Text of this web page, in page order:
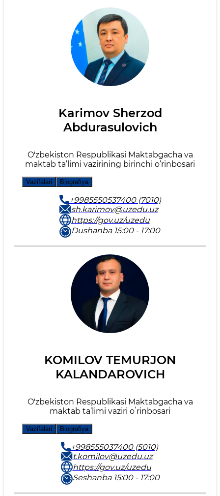
Karimov Sherzod
Abdurasulovich
O'zbekiston Respublikasi Maktabgacha va
maktab ta’limi vazirining birinchi o’rinbosari
Vazifalari Biografiya
+9985550537400 (7010)
sh.karimov@uzedu.uz
https://gov.uz/uzedu
Dushanba 15:00 - 17:00
KOMILOV TEMURJON
KALANDAROVICH
O'zbekiston Respublikasi Maktabgacha va
maktab ta’limi vaziri oʻrinbosari
Vazifalari Biografiya
+998555037400 (5010)
t.komilov@uzedu.uz
https://gov.uz/uzedu
Seshanba 15:00 - 17:00